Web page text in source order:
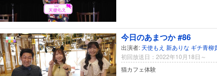
今日のあまつか #86
出演者: 天使もえ 新ありな ギチ青柳
初回放送日：2022年10月18日～
猫カフェ体験